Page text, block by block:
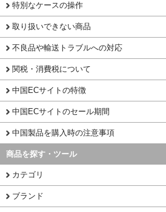
特別なケースの操作
取り扱いできない商品
不良品や輸送トラブルへの対応
関税・消費税について
中国ECサイトの特徴
中国ECサイトのセール期間
中国製品を購入時の注意事項
商品を探す・ツール
カテゴリ
ブランド